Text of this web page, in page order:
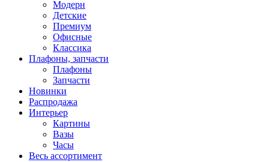
Модерн
Детские
Премиум
Офисные
Классика
Плафоны, запчасти
Плафоны
Запчасти
Новинки
Распродажа
Интерьер
Картины
Вазы
Часы
Весь ассортимент